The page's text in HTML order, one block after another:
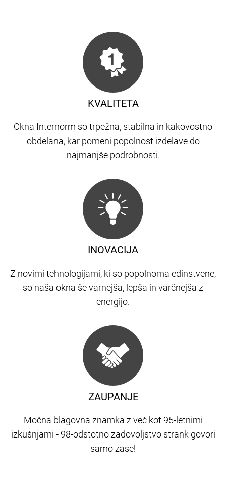
KVALITETA
Okna Internorm so trpežna, stabilna in kakovostno
obdelana, kar pomeni popolnost izdelave do
najmanjše podrobnosti.
ZAUPANJE
Močna blagovna znamka z več kot 95-letnimi
izkušnjami - 98-odstotno zadovoljstvo strank govori
samo zase!
INOVACIJA
Z novimi tehnologijami, ki so popolnoma edinstvene,
so naša okna še varnejša, lepša in varčnejša z
energijo.